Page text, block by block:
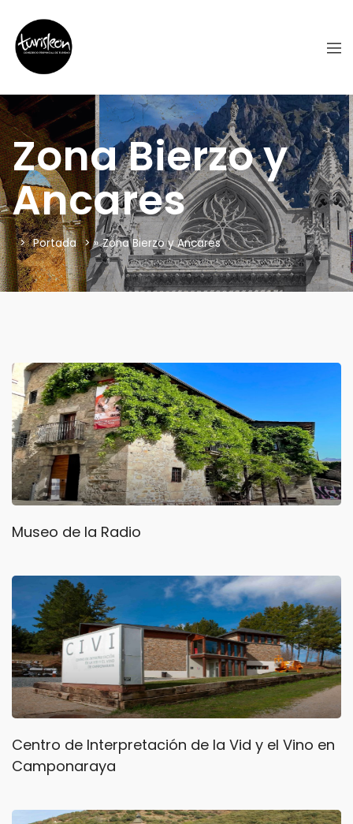
Zona Bierzo y
Ancares
Portada » Zona Bierzo y Ancares
Museo de la Radio
Centro de Interpretación de la Vid y el Vino en
Camponaraya